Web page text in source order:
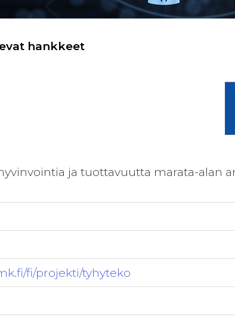
hankkeet
ja tuottavuutta marata-alan
fi/projekti/tyhyteko